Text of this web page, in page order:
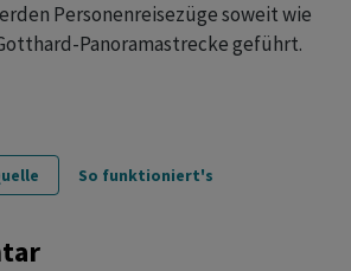
Personenreisezüge soweit wie
Panoramastrecke geführt.
So funktioniert's